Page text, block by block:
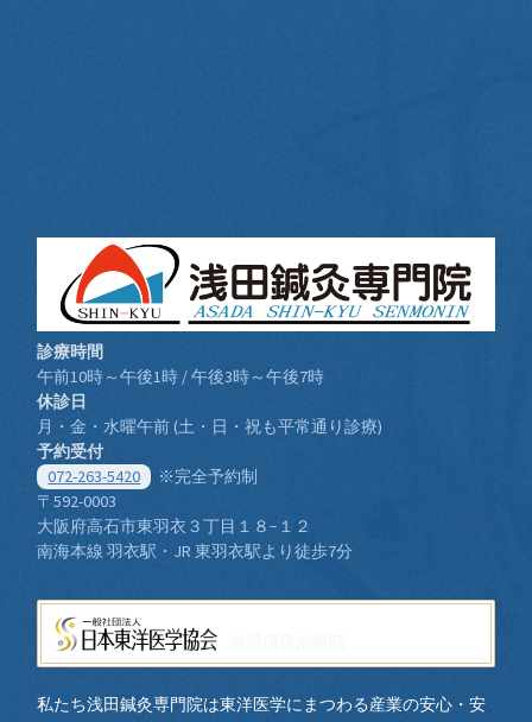
診療時間
午前10時～午後1時 / 午後3時～午後7時
休診日
月・金・水曜午前 (土・日・祝も平常通り診療)
予約受付
072-263-5420
※完全予約制
〒592-0003
大阪府高石市東羽衣３丁目１８−１２
南海本線 羽衣駅・JR 東羽衣駅より徒歩7分
私たち浅田鍼灸専門院は東洋医学にまつわる産業の安心・安